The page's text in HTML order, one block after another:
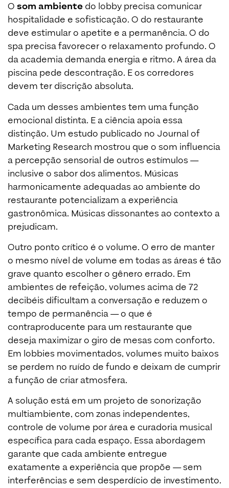
O som ambiente do lobby precisa comunicar
hospitalidade e sofisticação. O do restaurante
deve estimular o apetite e a permanência. O do
spa precisa favorecer o relaxamento profundo. O
da academia demanda energia e ritmo. A área da
piscina pede descontração. E os corredores
devem ter discrição absoluta.
Cada um desses ambientes tem uma função
emocional distinta. E a ciência apoia essa
distinção. Um estudo publicado no Journal of
Marketing Research mostrou que o som influencia
a percepção sensorial de outros estímulos —
inclusive o sabor dos alimentos. Músicas
harmonicamente adequadas ao ambiente do
restaurante potencializam a experiência
gastronômica. Músicas dissonantes ao contexto a
prejudicam.
Outro ponto crítico é o volume. O erro de manter
o mesmo nível de volume em todas as áreas é tão
grave quanto escolher o gênero errado. Em
ambientes de refeição, volumes acima de 72
decibéis dificultam a conversação e reduzem o
tempo de permanência — o que é
contraproducente para um restaurante que
deseja maximizar o giro de mesas com conforto.
Em lobbies movimentados, volumes muito baixos
se perdem no ruído de fundo e deixam de cumprir
a função de criar atmosfera.
A solução está em um projeto de sonorização
multiambiente, com zonas independentes,
controle de volume por área e curadoria musical
específica para cada espaço. Essa abordagem
garante que cada ambiente entregue
exatamente a experiência que propõe — sem
interferências e sem desperdício de investimento.